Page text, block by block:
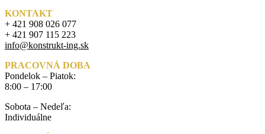
KONTAKT
+ 421 908 026 077
+ 421 907 115 223
info@konstrukt-ing.sk
PRACOVNÁ DOBA
Pondelok – Piatok:
8:00 – 17:00
Sobota – Nedeľa:
Individuálne